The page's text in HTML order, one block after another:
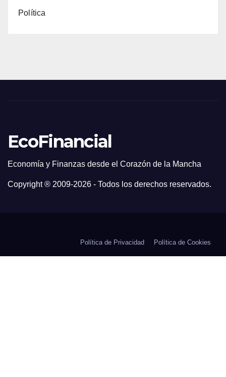
Política
EcoFinancial
Economía y Finanzas desde el Corazón de la Mancha
Copyright ® 2009-2026 - Todos los derechos reservados.
Política de Privacidad Política de Cookies